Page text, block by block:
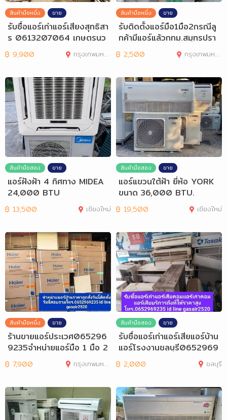
สินค้ามือหนึ่ง ขาย
รับซื้อแอร์เก่าแอร์เสียงสุทธิสา
ร 0613207064 เกษตรนว
มินทร์
฿ 9,900 กรุงเทพมหานคร
สินค้ามือหนึ่ง ขาย
รับติดตั้งแอร์มือ1มือ2กรณีลู
กค้ามีแอร์แล้วกทม.สมุทรปรา
การ
฿ 2,500 กรุงเทพมหานคร
สินค้ามือสอง ขาย
แอร์ฝังฝ้า 4 ทิศทาง MIDEA
24,000 BTU
฿ 13,500 เชียงใหม่
สินค้ามือสอง ขาย
แอร์แขวนใต้ฝ้า ยี่ห้อ YORK
ขนาด 36,000 BTU.
฿ 19,500 เชียงใหม่
สินค้ามือหนึ่ง ขาย
ร้านขายแอร์ประเวศ065296
9235จำหน่ายแอร์มือ 1 มือ 2
ราคาถูก
฿ 7,900 กรุงเทพมหานคร
สินค้ามือสอง ขาย
รับซื้อแอร์เก่าแอร์เสียแอร์บ้าน
แอร์โรงงานชลบุรี0652969
235
฿ 2,000 ชลบุรี